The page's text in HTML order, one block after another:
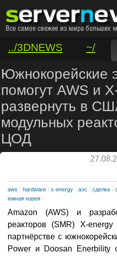
../3DNEWS ~/
/VAR/CONTACT
Южнокорейские
помогут AWS и
развернуть в
модульных
ЦОД
aws hardware x-energy аэс сделка
южная корея
Amazon (AWS) и
реакторов (SMR) X-
партнёрстве с
Power и Doosan Enerbility